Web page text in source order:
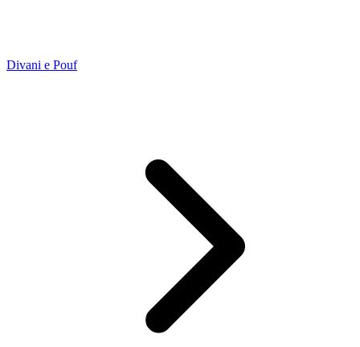
Divani e Pouf